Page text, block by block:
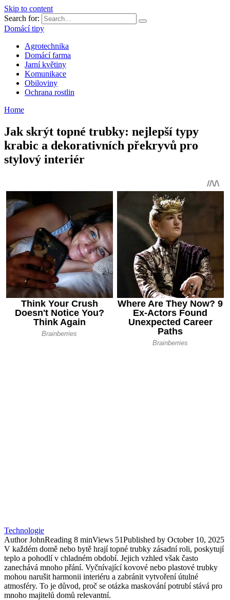
Skip to content
Search for:
Domácí tipy
Agrotechnika
Domácí farma
Jarní květiny
Komunikace
Obiloviny
Ochrana rostlin
Home
Jak skrýt topné trubky: nejlepší typy
krabic a dekorativních překryvů pro
stylový interiér
Technologie
AuthorJohnReading 8 minViews 51Published by October 10, 2025
V každém domě nebo bytě hrají topné trubky zásadní roli, poskytují
teplo a pohodlí v chladném období. Jejich vzhled však často
zanechává mnoho přání. Vyčnívající kovové nebo plastové trubky
mohou narušit harmonii interiéru a zabránit vytvoření útulné
atmosféry. To je důvod, proč se otázka maskování potrubí stává pro
mnoho majitelů domů relevantní.